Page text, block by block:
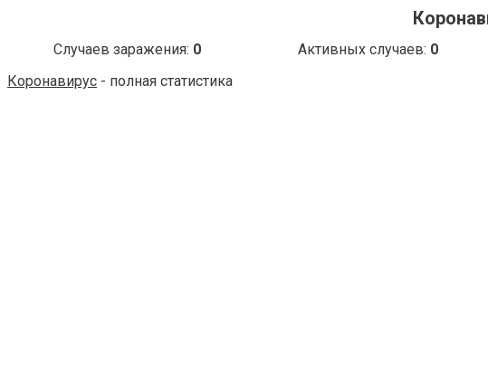
Случаев заражения: 0 Активных случаев: 0
Коронавирус - полная статистика